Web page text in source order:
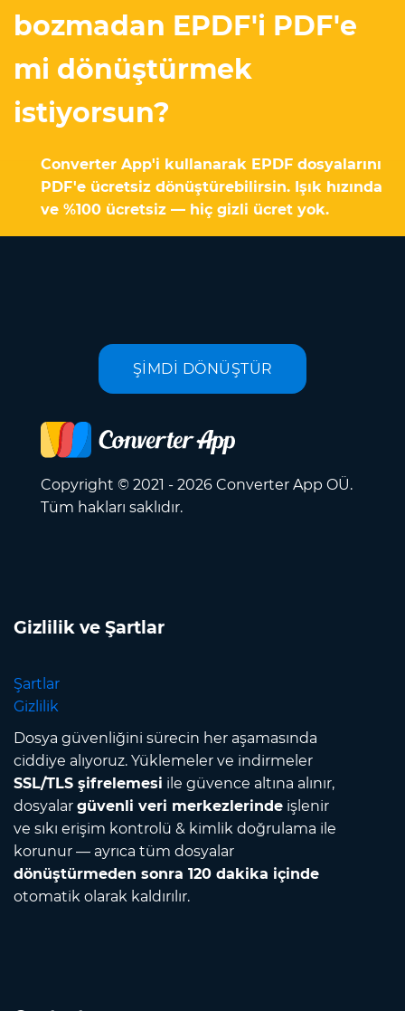
bozmadan EPDF'i PDF'e
mi dönüştürmek
istiyorsun?
Converter App'i kullanarak EPDF dosyalarını
PDF'e ücretsiz dönüştürebilirsin. Işık hızında
ve %100 ücretsiz — hiç gizli ücret yok.
ŞİMDİ DÖNÜŞTÜR
Copyright © 2021 - 2026 Converter App OÜ.
Tüm hakları saklıdır.
Gizlilik ve Şartlar
Şartlar
Gizlilik
Dosya güvenliğini sürecin her aşamasında
ciddiye alıyoruz. Yüklemeler ve indirmeler
SSL/TLS şifrelemesi ile güvence altına alınır,
dosyalar güvenli veri merkezlerinde işlenir
ve sıkı erişim kontrolü & kimlik doğrulama ile
korunur — ayrıca tüm dosyalar
dönüştürmeden sonra 120 dakika içinde
otomatik olarak kaldırılır.